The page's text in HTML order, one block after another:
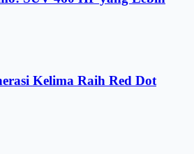
Kelima Raih Red Dot